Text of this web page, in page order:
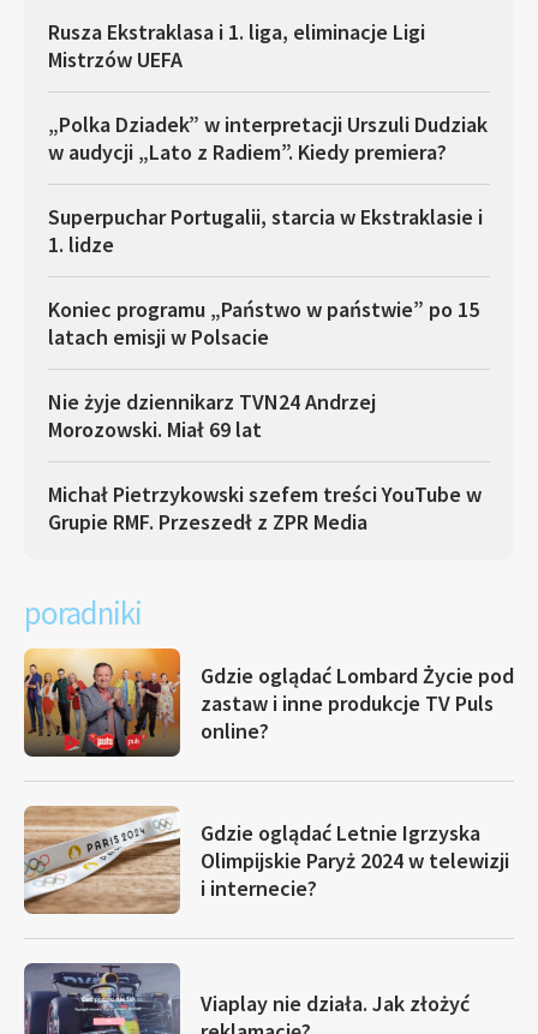
Rusza Ekstraklasa i 1. liga, eliminacje Ligi
Mistrzów UEFA
„Polka Dziadek” w interpretacji Urszuli Dudziak
w audycji „Lato z Radiem”. Kiedy premiera?
Superpuchar Portugalii, starcia w Ekstraklasie i
1. lidze
Koniec programu „Państwo w państwie” po 15
latach emisji w Polsacie
Nie żyje dziennikarz TVN24 Andrzej
Morozowski. Miał 69 lat
Michał Pietrzykowski szefem treści YouTube w
Grupie RMF. Przeszedł z ZPR Media
poradniki
Gdzie oglądać Lombard Życie pod
zastaw i inne produkcje TV Puls
online?
Gdzie oglądać Letnie Igrzyska
Olimpijskie Paryż 2024 w telewizji
i internecie?
Viaplay nie działa. Jak złożyć